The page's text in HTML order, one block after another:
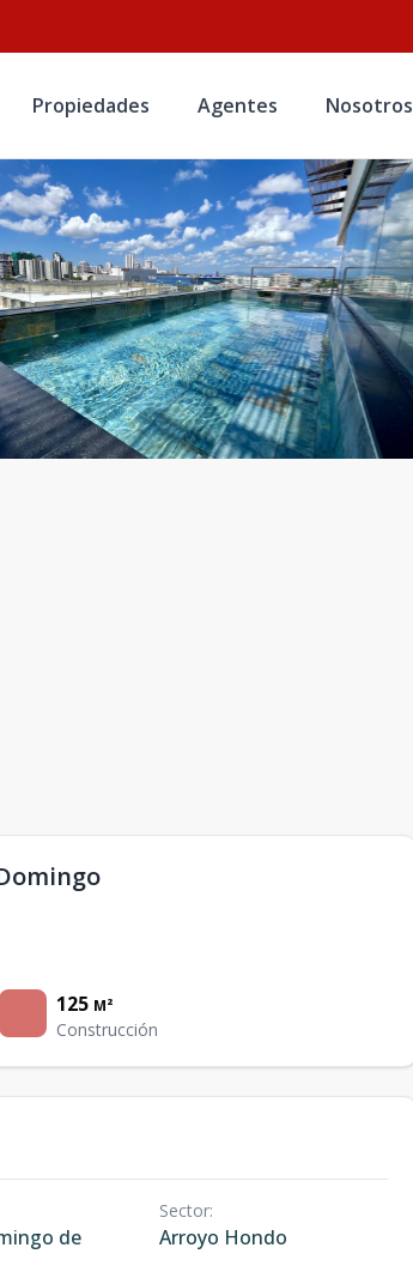
Propiedades Agentes Nosotros
125 M²
Construcción
de
Sector:
Arroyo Hondo